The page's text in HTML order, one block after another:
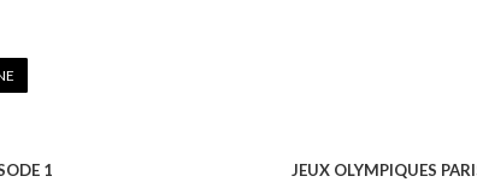
1 JEUX OLYMPIQUES